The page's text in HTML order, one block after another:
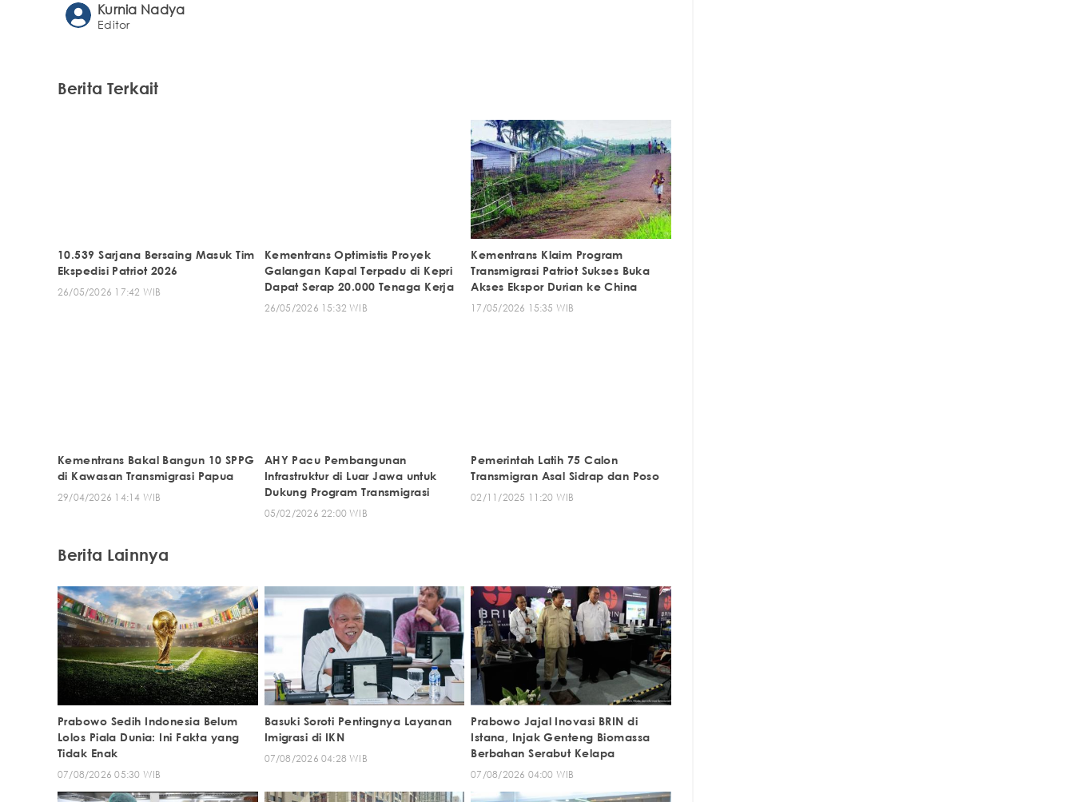
Kurnia Nadya
Editor
Berita Terkait
10.539 Sarjana Bersaing Masuk Tim
Ekspedisi Patriot 2026
26/05/2026 17:42 WIB
Kementrans Optimistis Proyek
Galangan Kapal Terpadu di Kepri
Dapat Serap 20.000 Tenaga Kerja
26/05/2026 15:32 WIB
Kementrans Klaim Program
Transmigrasi Patriot Sukses Buka
Akses Ekspor Durian ke China
17/05/2026 15:35 WIB
Kementrans Bakal Bangun 10 SPPG
di Kawasan Transmigrasi Papua
29/04/2026 14:14 WIB
AHY Pacu Pembangunan
Infrastruktur di Luar Jawa untuk
Dukung Program Transmigrasi
05/02/2026 22:00 WIB
Pemerintah Latih 75 Calon
Transmigran Asal Sidrap dan Poso
02/11/2025 11:20 WIB
Berita Lainnya
Prabowo Sedih Indonesia Belum
Lolos Piala Dunia: Ini Fakta yang
Tidak Enak
07/08/2026 05:30 WIB
Basuki Soroti Pentingnya Layanan
Imigrasi di IKN
07/08/2026 04:28 WIB
Prabowo Jajal Inovasi BRIN di
Istana, Injak Genteng Biomassa
Berbahan Serabut Kelapa
07/08/2026 04:00 WIB